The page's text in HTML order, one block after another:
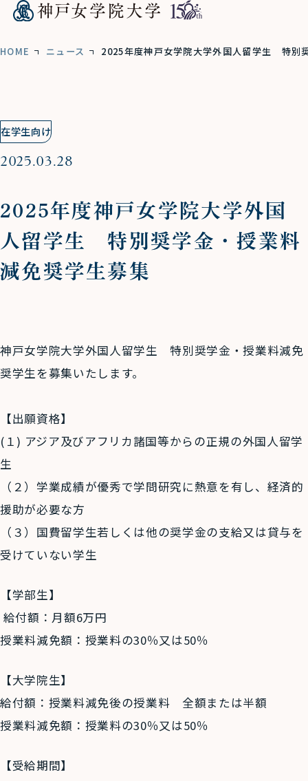
HOME ニュース 2025年度神戸女学院大学外国人留学生 特別
在学生向け
2025.03.28
2025年度神戸女学院大学外国
人留学生 特別奨学金・授業料
減免奨学生募集
神戸女学院大学外国人留学生 特別奨学金・授業料減免
奨学生を募集いたします。
【出願資格】
(１ ) アジア及びアフリカ諸国等からの正規の外国人留学
生
（２）学業成績が優秀で学問研究に熱意を有し、経済的
援助が必要な方
（３）国費留学生若しくは他の奨学金の支給又は貸与を
受けていない学生
【学部生】
給付額：月額6万円
授業料減免額：授業料の30％又は50％
【大学院生】
給付額：授業料減免後の授業料 全額または半額
授業料減免額：授業料の30％又は50％
【受給期間】